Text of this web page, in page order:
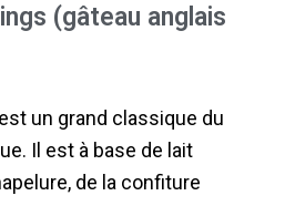
(gâteau anglais
un grand classique du
Il est à base de lait
de la confiture